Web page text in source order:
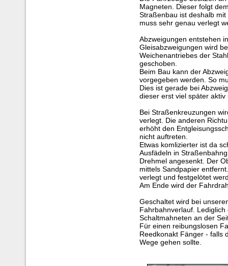
Magneten. Dieser folgt
Straßenbau ist deshalb
muss sehr genau verlegt
Abzweigungen entstehen
Gleisabzweigungen wird
Weichenantriebes der
geschoben.
Beim Bau kann der
vorgegeben werden. So
Dies ist gerade bei
dieser erst viel später aktiv
Bei Straßenkreuzungen
verlegt. Die anderen
erhöht den
nicht auftreten.
Etwas komlizierter ist da
Ausfädeln in
Drehmel angesenkt. Der
mittels Sandpapier
verlegt und festgelötet
Am Ende wird der
Geschaltet wird bei
Fahrbahnverlauf.
Schaltmahneten an der
Für einen reibungslosen
Reedkonakt Fänger - falls
Wege gehen sollte.